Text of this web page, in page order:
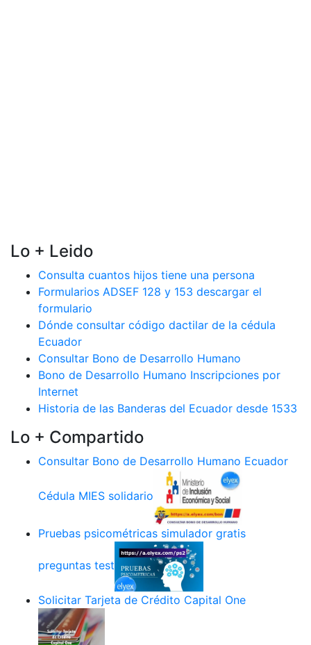
Lo + Leido
Consulta cuantos hijos tiene una persona
Formularios ADSEF 128 y 153 descargar el
formulario
Dónde consultar código dactilar de la cédula
Ecuador
Consultar Bono de Desarrollo Humano
Bono de Desarrollo Humano Inscripciones por
Internet
Historia de las Banderas del Ecuador desde 1533
Lo + Compartido
Consultar Bono de Desarrollo Humano Ecuador
Cédula MIES solidario
Pruebas psicométricas simulador gratis
preguntas test
Solicitar Tarjeta de Crédito Capital One